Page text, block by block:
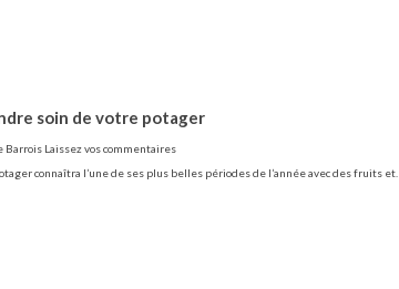
soin de votre potager
Barrois Laissez vos commentaires
connaîtra l’une de ses plus belles périodes de l’année avec des fruits et…